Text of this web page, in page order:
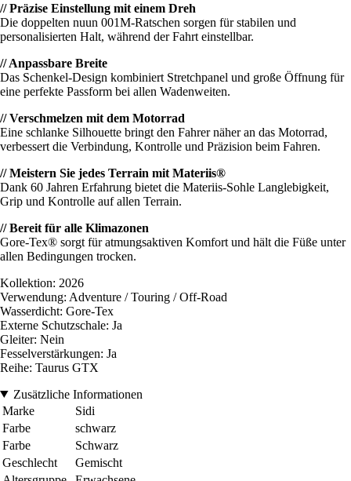
// Präzise Einstellung mit einem Dreh
Die doppelten nuun 001M-Ratschen sorgen für stabilen und
personalisierten Halt, während der Fahrt einstellbar.
// Anpassbare Breite
Das Schenkel-Design kombiniert Stretchpanel und große Öffnung für
eine perfekte Passform bei allen Wadenweiten.
// Verschmelzen mit dem Motorrad
Eine schlanke Silhouette bringt den Fahrer näher an das Motorrad,
verbessert die Verbindung, Kontrolle und Präzision beim Fahren.
// Meistern Sie jedes Terrain mit Materiis®
Dank 60 Jahren Erfahrung bietet die Materiis-Sohle Langlebigkeit,
Grip und Kontrolle auf allen Terrain.
// Bereit für alle Klimazonen
Gore-Tex® sorgt für atmungsaktiven Komfort und hält die Füße unter
allen Bedingungen trocken.
Kollektion: 2026
Verwendung: Adventure / Touring / Off-Road
Wasserdicht: Gore-Tex
Externe Schutzschale: Ja
Gleiter: Nein
Fesselverstärkungen: Ja
Reihe: Taurus GTX
Zusätzliche Informationen
Marke
Sidi
Farbe
schwarz
Farbe
Schwarz
Geschlecht
Gemischt